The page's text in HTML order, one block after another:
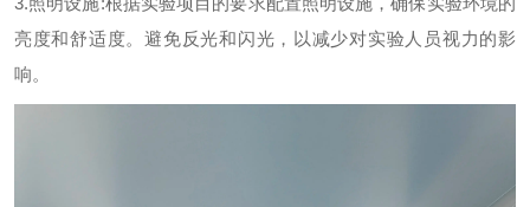
亮度和舒适度。避免反光和闪光，以减少对实验人员视力的影
响。